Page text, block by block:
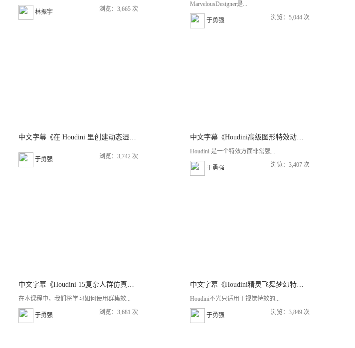
林振宇 浏览：3,665 次
MarvelousDesigner是...
于勇强 浏览：5,044 次
中文字幕《在 Houdini 里创建动态湿迹贴图材质》
于勇强 浏览：3,742 次
中文字幕《Houdini高级图形特效动画视频教程》
Houdini 是一个特效方面非常强...
于勇强 浏览：3,407 次
中文字幕《Houdini 15复杂人群仿真特效技术训练视频教程》
在本课程中，我们将学习如何使用群集效...
于勇强 浏览：3,681 次
中文字幕《Houdini精灵飞舞梦幻特效实例制作视频教程》
Houdini不光只适用于视觉特效的...
于勇强 浏览：3,849 次